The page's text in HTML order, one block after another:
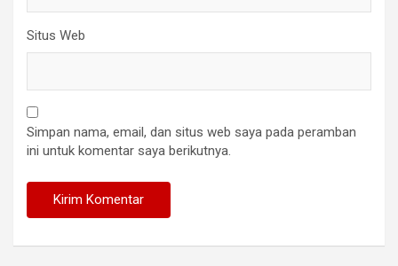
Situs Web
Simpan nama, email, dan situs web saya pada peramban
ini untuk komentar saya berikutnya.